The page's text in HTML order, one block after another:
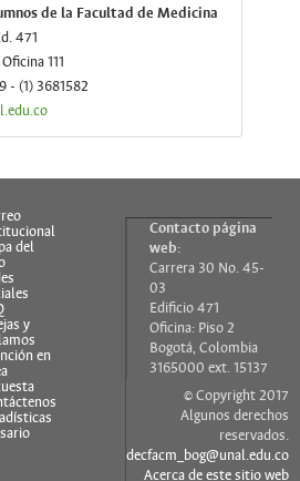
de la Facultad de Medicina
471
111
- (1) 3681582
del
y
en
Contacto página
web:
Carrera 30 No. 45-
03
Edificio 471
Oficina: Piso 2
Bogotá, Colombia
3165000 ext. 15137
© Copyright 2017
Algunos derechos
reservados.
decfacm_bog@unal.edu.co
Acerca de este sitio web